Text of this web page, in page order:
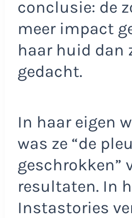
conclusie: de
meer impact
haar huid dan
gedacht.
In haar eigen
was ze “de
geschrokken”
resultaten. In
Instastories